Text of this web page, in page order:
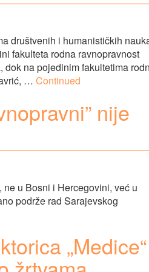
društvenih i humanističkih
fakulteta rodna ravnopravnost
na pojedinim fakultetima
… Continued
nije
u Bosni i Hercegovini, već u
podrže rad Sarajevskog
„Medice“